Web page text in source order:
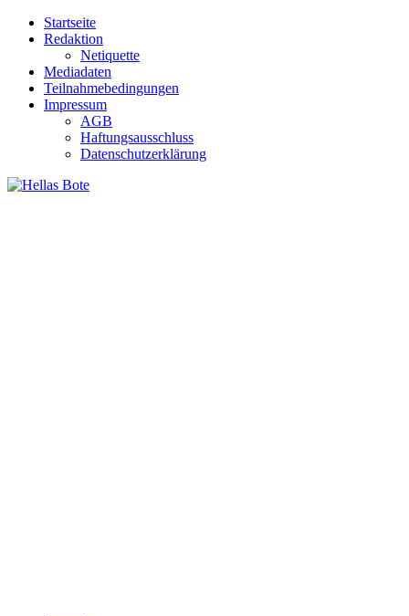
Zum
Inhalt
Startseite
Redaktion
Netiquette
Mediadaten
Teilnahmebedingungen
Impressum
AGB
Haftungsausschluss
Datenschutzerklärung